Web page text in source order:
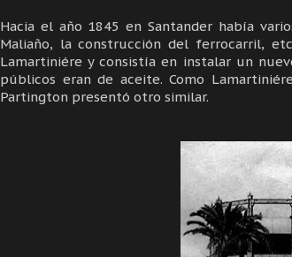
Hacia el año 1845 en Santander había
Maliaño, la construcción del ferrocarril,
Lamartiniére y consistía en instalar un
públicos eran de aceite. Como
Partington presentó otro similar.